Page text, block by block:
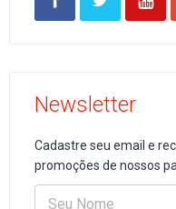
Newsletter
Cadastre seu email e
promoções de nossos